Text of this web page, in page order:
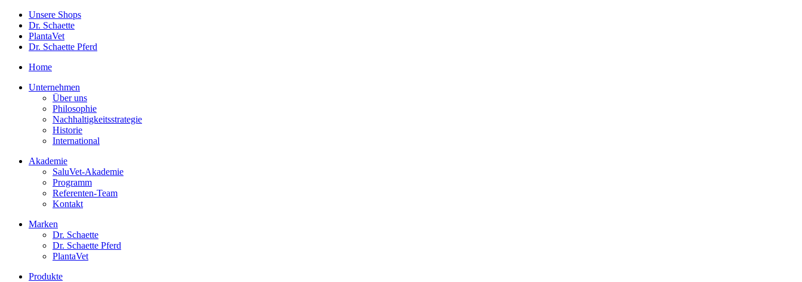
Unsere Shops
Dr. Schaette
PlantaVet
Dr. Schaette Pferd
Home
Unternehmen
Über uns
Philosophie
Nachhaltigkeitsstrategie
Historie
International
Akademie
SaluVet-Akademie
Programm
Referenten-Team
Kontakt
Marken
Dr. Schaette
Dr. Schaette Pferd
PlantaVet
Produkte